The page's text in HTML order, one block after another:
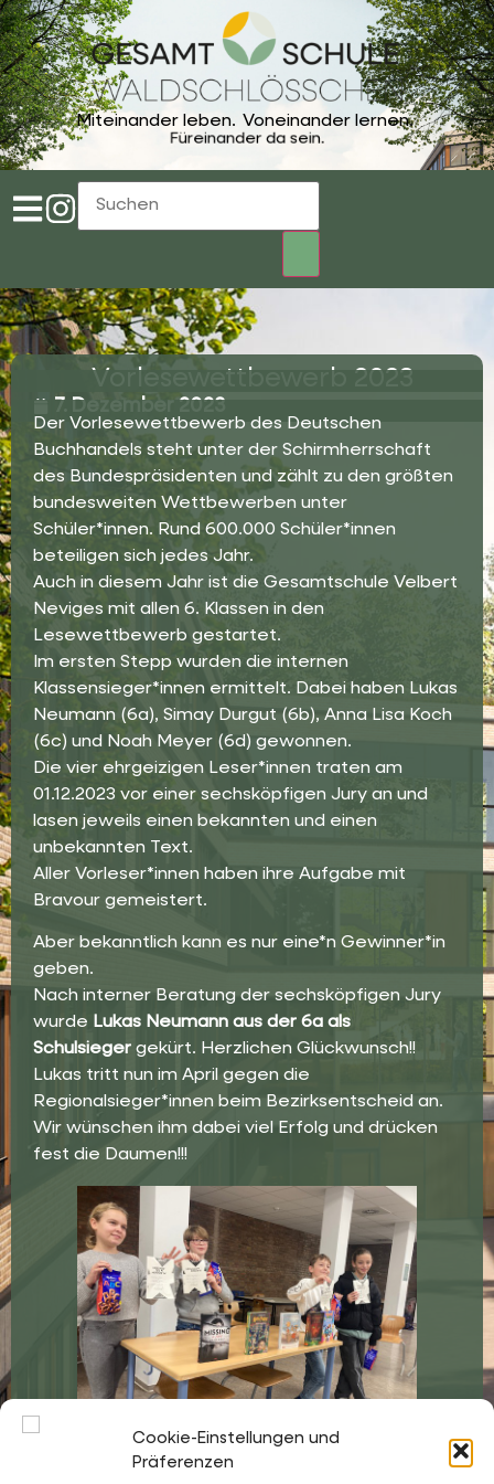
Cookie-Einstellungen und
Präferenzen
Miteinander leben. Voneinander lernen.
Füreinander da sein.
Vorlesewettbewerb 2023
7. Dezember 2023
Der Vorlesewettbewerb des Deutschen
Buchhandels steht unter der Schirmherrschaft
des Bundespräsidenten und zählt zu den größten
bundesweiten Wettbewerben unter
Schüler*innen. Rund 600.000 Schüler*innen
beteiligen sich jedes Jahr.
Auch in diesem Jahr ist die Gesamtschule Velbert
Neviges mit allen 6. Klassen in den
Lesewettbewerb gestartet.
Im ersten Stepp wurden die internen
Klassensieger*innen ermittelt. Dabei haben Lukas
Neumann (6a), Simay Durgut (6b), Anna Lisa Koch
(6c) und Noah Meyer (6d) gewonnen.
Die vier ehrgeizigen Leser*innen traten am
01.12.2023 vor einer sechsköpfigen Jury an und
lasen jeweils einen bekannten und einen
unbekannten Text.
Aller Vorleser*innen haben ihre Aufgabe mit
Bravour gemeistert.
Aber bekanntlich kann es nur eine*n Gewinner*in
geben.
Nach interner Beratung der sechsköpfigen Jury
wurde Lukas Neumann aus der 6a als
Schulsieger gekürt. Herzlichen Glückwunsch!!
Lukas tritt nun im April gegen die
Regionalsieger*innen beim Bezirksentscheid an.
Wir wünschen ihm dabei viel Erfolg und drücken
fest die Daumen!!!